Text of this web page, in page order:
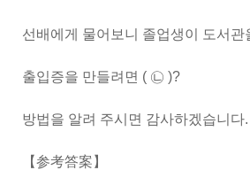
선배에게 물어보니 졸업생이 도서관
출입증을 만들려면 ( ㉡ )?
방법을 알려 주시면 감사하겠습니다.
【参考答案】